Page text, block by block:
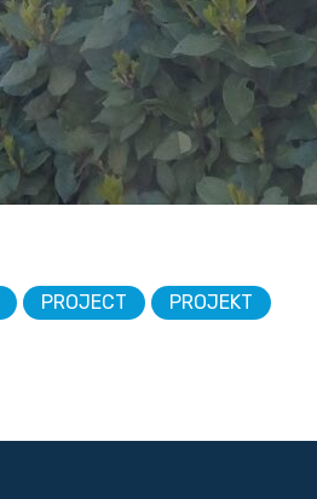
PROJECT PROJEKT